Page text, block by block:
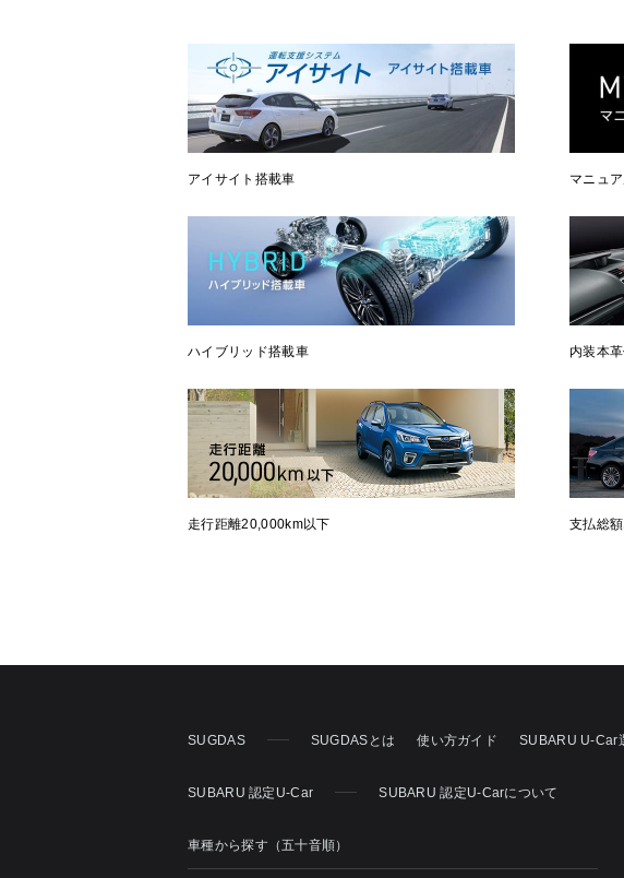
アイサイト搭載車 マニュ
ハイブリッド搭載車 内装本
走行距離20,000km以下 支払総
SUGDAS SUGDASとは 使い方ガイド SUBARU U-Car
SUBARU 認定U-Car SUBARU 認定U-Carについて
車種から探す（五十音順）